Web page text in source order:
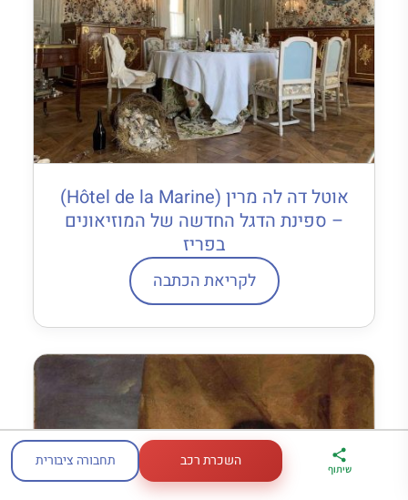
אוטל דה לה מרין (Hôtel de la Marine)
– ספינת הדגל החדשה של המוזיאונים
בפריז
לקריאת הכתבה
ארגז הכלים שלי
לטיול בצרפת
מדריך פריז
במתנה
דברו
איתי בווטסאפ
שיתוף השכרת רכב תחבורה ציבורית